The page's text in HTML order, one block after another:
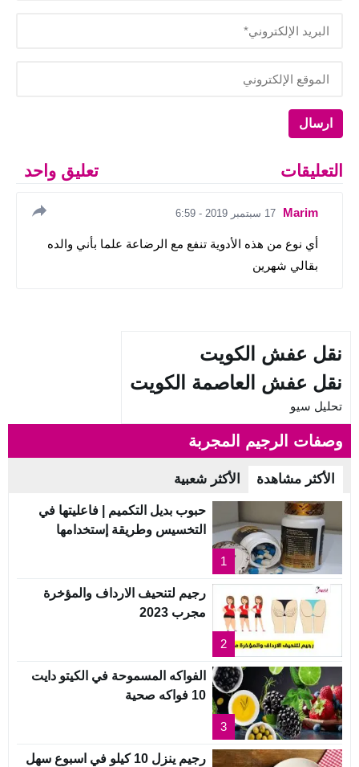
التعليقات تعليق واحد
Marim 17 سبتمبر 2019 - 6:59
أي نوع من هذه الأدوية تنفع مع الرضاعة علما بأني والده
بقالي شهرين
نقل عفش الكويت
نقل عفش العاصمة الكويت
تحليل سيو
وصفات الرجيم المجربة
الأكثر مشاهدة الأكثر شعبية
1
حبوب بديل التكميم | فاعليتها في
التخسيس وطريقة إستخدامها
2
رجيم لتنحيف الارداف والمؤخرة
مجرب 2023
3
الفواكه المسموحة في الكيتو دايت
10 فواكه صحية
رجيم ينزل 10 كيلو في اسبوع سهل